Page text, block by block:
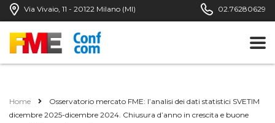
Via Vivaio, 11 - 20122 Milano (MI) 02.76280629
Home
Osservatorio mercato FME: l’analisi dei dati statistici SVETIM
dicembre 2025-dicembre 2024. Chiusura d’anno in crescita e buone